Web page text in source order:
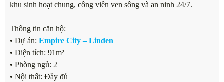
khu sinh hoạt chung, công viên ven sông và an ninh 24/7.
Thông tin căn hộ:
• Dự án: Empire City – Linden
• Diện tích: 91m²
• Phòng ngủ: 2
• Nội thất: Đầy đủ